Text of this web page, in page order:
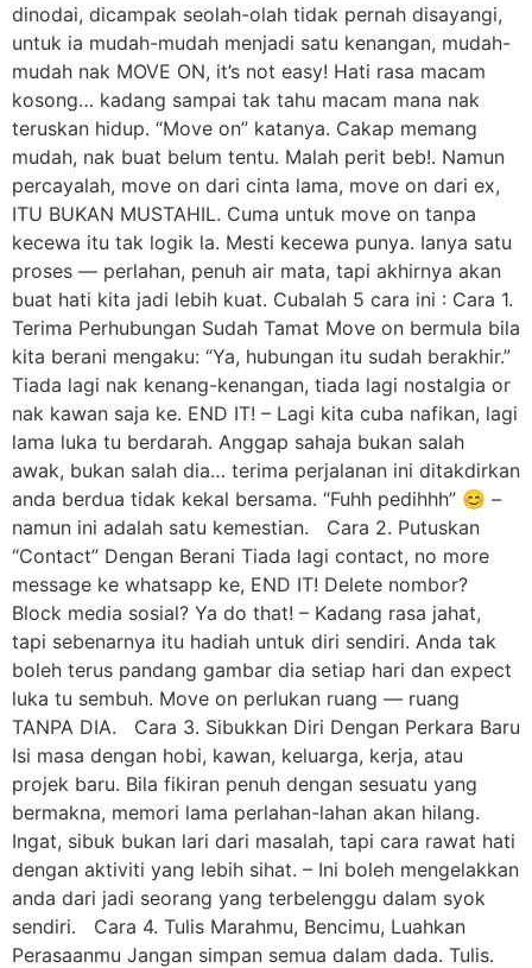
dinodai, dicampak seolah-olah tidak pernah disayangi,
untuk ia mudah-mudah menjadi satu kenangan, mudah-
mudah nak MOVE ON, it’s not easy! Hati rasa macam
kosong… kadang sampai tak tahu macam mana nak
teruskan hidup. “Move on” katanya. Cakap memang
mudah, nak buat belum tentu. Malah perit beb!. Namun
percayalah, move on dari cinta lama, move on dari ex,
ITU BUKAN MUSTAHIL. Cuma untuk move on tanpa
kecewa itu tak logik la. Mesti kecewa punya. Ianya satu
proses — perlahan, penuh air mata, tapi akhirnya akan
buat hati kita jadi lebih kuat. Cubalah 5 cara ini : Cara 1.
Terima Perhubungan Sudah Tamat Move on bermula bila
kita berani mengaku: “Ya, hubungan itu sudah berakhir.”
Tiada lagi nak kenang-kenangan, tiada lagi nostalgia or
nak kawan saja ke. END IT! – Lagi kita cuba nafikan, lagi
lama luka tu berdarah. Anggap sahaja bukan salah
awak, bukan salah dia… terima perjalanan ini ditakdirkan
anda berdua tidak kekal bersama. “Fuhh pedihhh” 😊 –
namun ini adalah satu kemestian. Cara 2. Putuskan
“Contact” Dengan Berani Tiada lagi contact, no more
message ke whatsapp ke, END IT! Delete nombor?
Block media sosial? Ya do that! – Kadang rasa jahat,
tapi sebenarnya itu hadiah untuk diri sendiri. Anda tak
boleh terus pandang gambar dia setiap hari dan expect
luka tu sembuh. Move on perlukan ruang — ruang
TANPA DIA. Cara 3. Sibukkan Diri Dengan Perkara Baru
Isi masa dengan hobi, kawan, keluarga, kerja, atau
projek baru. Bila fikiran penuh dengan sesuatu yang
bermakna, memori lama perlahan-lahan akan hilang.
Ingat, sibuk bukan lari dari masalah, tapi cara rawat hati
dengan aktiviti yang lebih sihat. – Ini boleh mengelakkan
anda dari jadi seorang yang terbelenggu dalam syok
sendiri. Cara 4. Tulis Marahmu, Bencimu, Luahkan
Perasaanmu Jangan simpan semua dalam dada. Tulis.